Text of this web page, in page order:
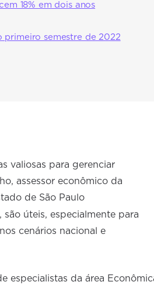
18% em dois anos
primeiro semestre de 2022
valiosas para gerenciar
assessor econômico da
de São Paulo
, são úteis, especialmente para
cenários nacional e
especialistas da área